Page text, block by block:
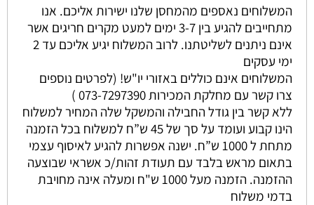
המשלוחים נאספים מהמחסן שלנו ישירות אליכם. אנו
מתחייבים להגיע בין 3-7 ימים למעט מקרים חריגים אשר
אינם ניתנים לשליטתנו. לרוב המשלוח יגיע אליכם עד 2
ימי עסקים
המשלוחים אינם כוללים באזורי יו"ש! (לפרטים נוספים
צרו קשר עם מחלקת המכירות 073-7297390 )
ללא קשר בין גודל החבילה והמשקל שלה המחיר למשלוח
הינו קבוע ועומד על סך של 45 ש”ח למשלוח בכל הזמנה
מתחת ל 1000 ש”ח. ישנה אפשרות להגיע לאיסוף עצמי
בתאום מראש בלבד עם תעודת זהות/כ אשראי שבוצעה
ההזמנה. הזמנה מעל 1000 ש"ח ומעלה אינה מחויבת
בדמי משלוח